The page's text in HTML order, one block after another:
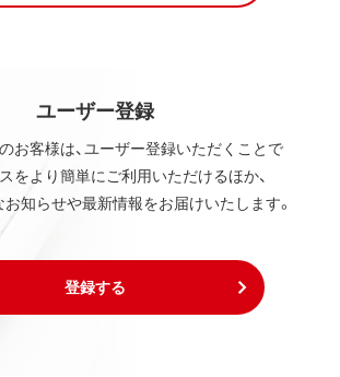
ユーザー登録
お客様は、ユーザー登録いただくことで
をより簡単にご利用いただけるほか、
知らせや最新情報をお届けいたします。
登録する